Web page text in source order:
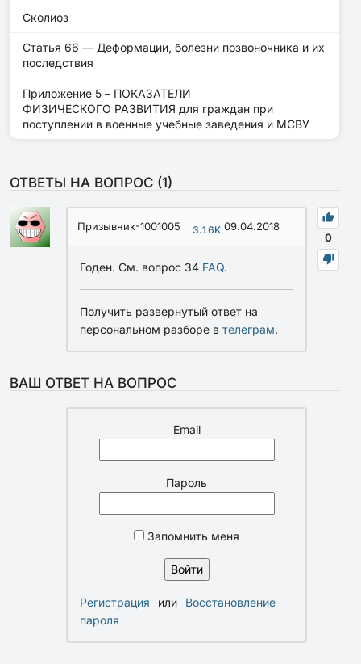
Сколиоз
Статья 66 — Деформации, болезни позвоночника и их
последствия
Приложение 5 – ПОКАЗАТЕЛИ
ФИЗИЧЕСКОГО РАЗВИТИЯ для граждан при
поступлении в военные учебные заведения и МСВУ
ОТВЕТЫ НА ВОПРОС (1)
0
Призывник-1001005 3.16K 09.04.2018
Годен. См. вопрос 34 FAQ.
Получить развернутый ответ на
персональном разборе в телеграм.
ВАШ ОТВЕТ НА ВОПРОС
Email
Пароль
Запомнить меня
Регистрация или
Восстановление
пароля